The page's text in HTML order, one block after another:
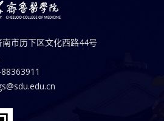
市历下区文化西路44号